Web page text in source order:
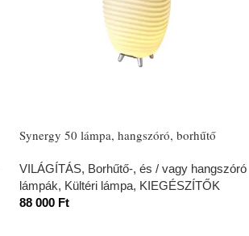
Synergy 50 lámpa, hangszóró, borhűtő
VILÁGÍTÁS, Borhűtő-, és / vagy hangszóró
lámpák, Kültéri lámpa, KIEGÉSZÍTŐK
88 000 Ft